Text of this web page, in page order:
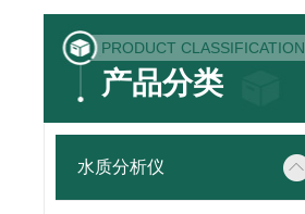
PRODUCT CLASSIFICATION
产品分类
水质分析仪